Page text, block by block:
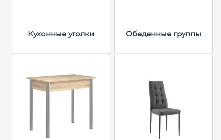
Кухонные уголки Обеденные группы